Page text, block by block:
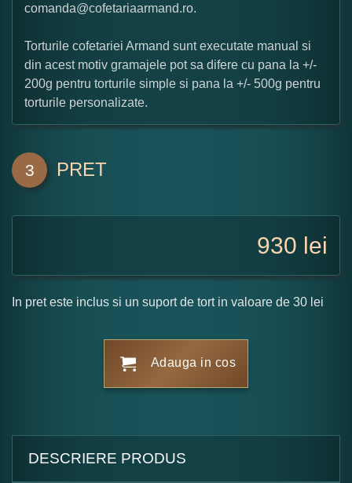
comanda@cofetariaarmand.ro.
Torturile cofetariei Armand sunt executate manual si
din acest motiv gramajele pot sa difere cu pana la +/-
200g pentru torturile simple si pana la +/- 500g pentru
torturile personalizate.
3 PRET
930 lei
In pret este inclus si un suport de tort in valoare de 30 lei
Adauga in cos
DESCRIERE PRODUS